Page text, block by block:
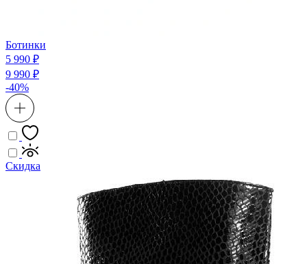
Ботинки
5 990 ₽
9 990 ₽
-40%
Скидка